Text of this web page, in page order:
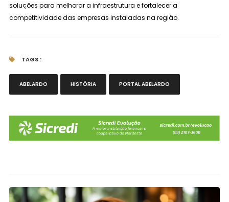
soluções para melhorar a infraestrutura e fortalecer a
competitividade das empresas instaladas na região.
TAGS :
ABELARDO HISTÓRIA PORTAL ABELARDO